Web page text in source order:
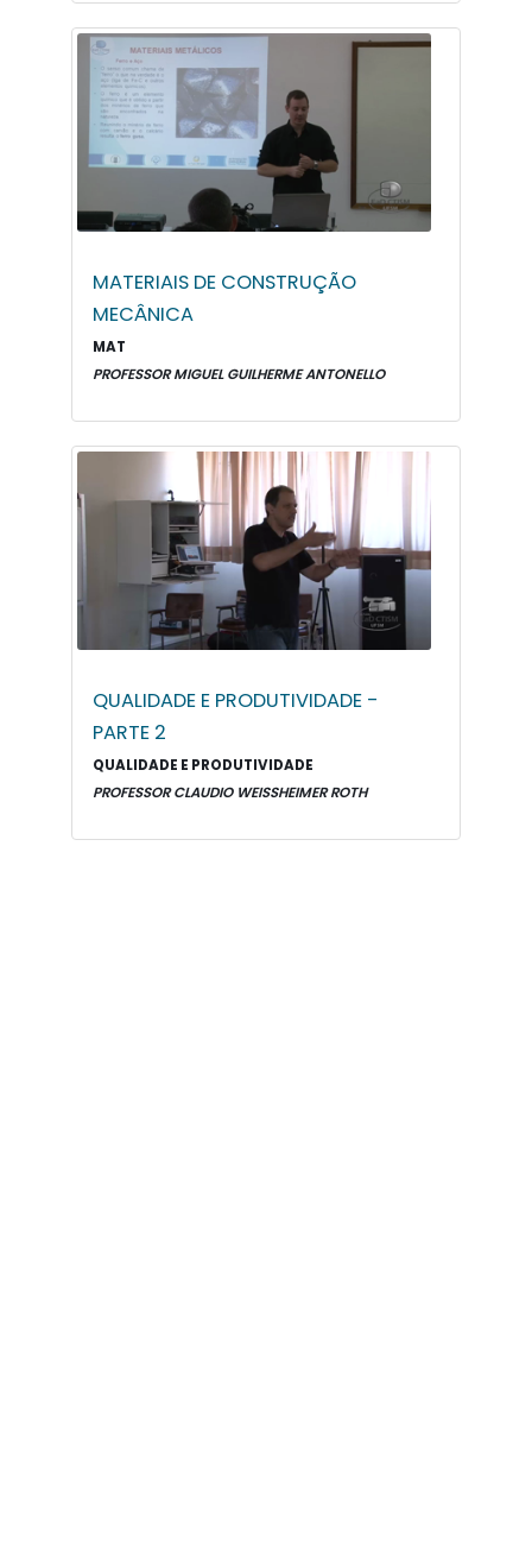
MATERIAIS DE CONSTRUÇÃO
MECÂNICA
MAT
PROFESSOR MIGUEL GUILHERME ANTONELLO
QUALIDADE E PRODUTIVIDADE -
PARTE 2
QUALIDADE E PRODUTIVIDADE
PROFESSOR CLAUDIO WEISSHEIMER ROTH